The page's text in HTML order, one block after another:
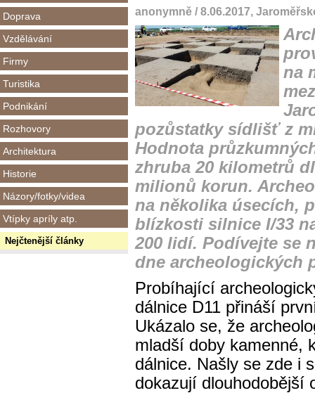
Doprava
Vzdělávání
Firmy
Turistika
Podnikání
Rozhovory
Architektura
Historie
Názory/fotky/videa
Vtípky apríly atp.
Nejčtenější články
anonymně / 8.06.2017,
na
pozůstatky sídlišť z
Hodnota
zhruba 20 kilometrů
milionů korun.
na několika úsecích,
blízkosti silnice I/33
200 lidí. Podívejte se
dne archeologických
Probíhající
dálnice D11 přináší
Ukázalo se, že
mladší doby kamenné,
dálnice. Našly se zde i
dokazují dlouhodobější